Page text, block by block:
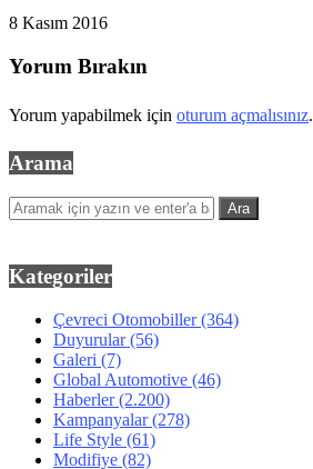
8 Kasım 2016
Yorum Bırakın
Yorum yapabilmek için oturum açmalısınız.
Arama
Kategoriler
Çevreci Otomobiller(364)
Duyurular(56)
Galeri (7)
Global Automotive (46)
Haberler(2.200)
Kampanyalar(278)
Life Style (61)
Modifiye (82)